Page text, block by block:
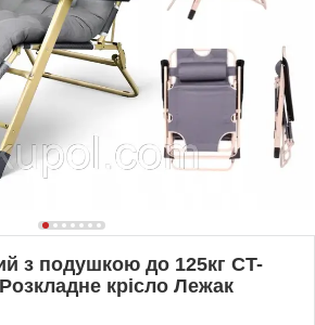
з подушкою до 125кг CT-
крісло Лежак